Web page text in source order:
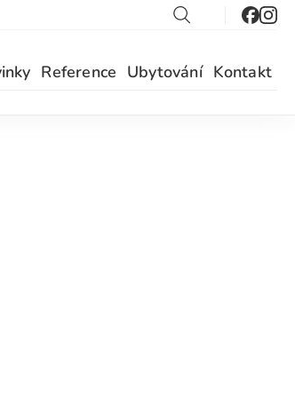
Reference Ubytování Kontakt